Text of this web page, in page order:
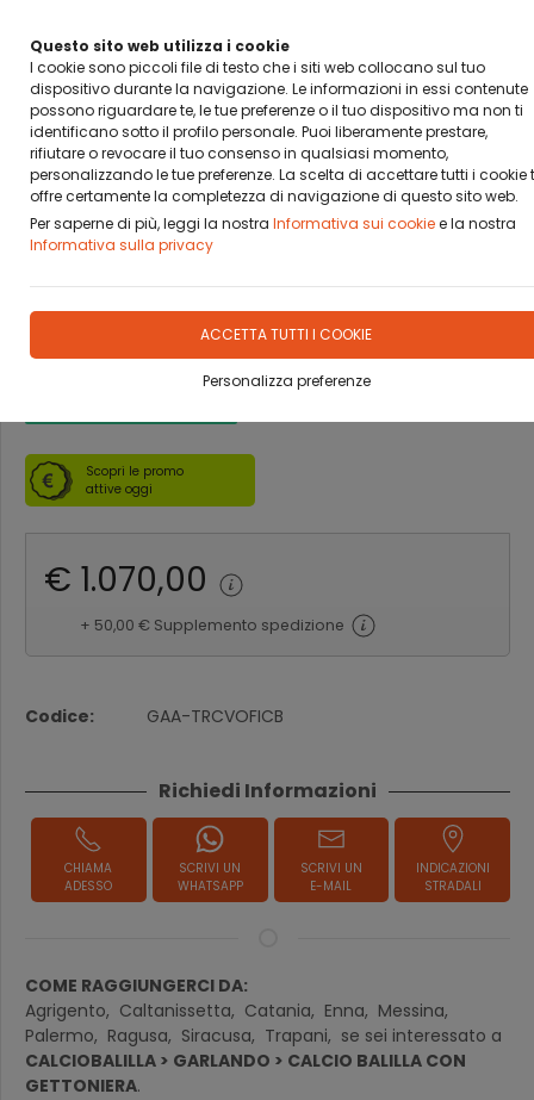
Questo sito web utilizza i cookie
I cookie sono piccoli file di testo che i siti web collocano sul tuo
dispositivo durante la navigazione. Le informazioni in essi contenute
possono riguardare te, le tue preferenze o il tuo dispositivo ma non ti
identificano sotto il profilo personale. Puoi liberamente prestare,
rifiutare o revocare il tuo consenso in qualsiasi momento,
personalizzando le tue preferenze. La scelta di accettare tutti i cookie
offre certamente la completezza di navigazione di questo sito web.
Per saperne di più, leggi la nostra Informativa sui cookiee la nostra
Informativa sulla privacy
ACCETTA TUTTI I COOKIE
Personalizza preferenze
DA OGGI PUOI PAGARE CON BANCA SELLA PAY BY LINK
0
Home Prodotti CALCIOBALILLA GARLANDO CALCIO BALILLA CON GETTONIERA
CALCIO BALILLA GARLANDO
TOURNAMENT FICB
Scopri le promo
attive oggi
€ 1.070,00
+ 50,00 € Supplemento spedizione
Codice: GAA-TRCVOFICB
Richiedi Informazioni
CHIAMA
ADESSO
SCRIVI UN
WHATSAPP
SCRIVI UN
E-MAIL
INDICAZIONI
STRADALI
COME RAGGIUNGERCI DA:
Agrigento, Caltanissetta, Catania, Enna, Messina,
Palermo, Ragusa, Siracusa, Trapani, se sei interessato a
CALCIOBALILLA > GARLANDO > CALCIO BALILLA CON
GETTONIERA.